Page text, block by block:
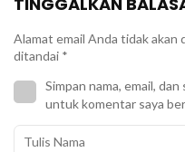
Alamat email Anda tidak akan
ditandai *
Simpan nama, email,
untuk komentar saya